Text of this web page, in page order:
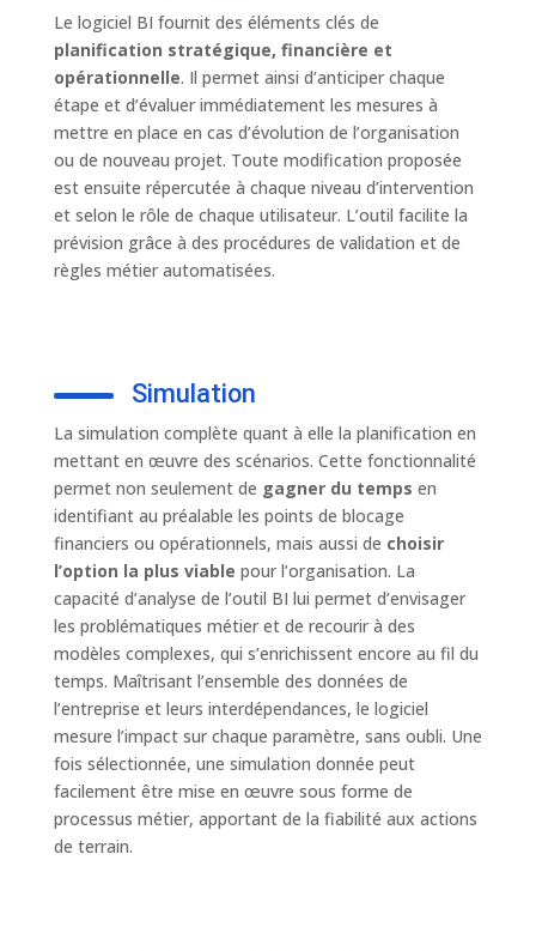
Le logiciel BI fournit des éléments clés de
planification stratégique, financière et
opérationnelle. Il permet ainsi d’anticiper chaque
étape et d’évaluer immédiatement les mesures à
mettre en place en cas d’évolution de l’organisation
ou de nouveau projet. Toute modification proposée
est ensuite répercutée à chaque niveau d’intervention
et selon le rôle de chaque utilisateur. L’outil facilite la
prévision grâce à des procédures de validation et de
règles métier automatisées.
Simulation
La simulation complète quant à elle la planification en
mettant en œuvre des scénarios. Cette fonctionnalité
permet non seulement de gagner du temps en
identifiant au préalable les points de blocage
financiers ou opérationnels, mais aussi de choisir
l’option la plus viable pour l’organisation. La
capacité d’analyse de l’outil BI lui permet d’envisager
les problématiques métier et de recourir à des
modèles complexes, qui s’enrichissent encore au fil du
temps. Maîtrisant l’ensemble des données de
l’entreprise et leurs interdépendances, le logiciel
mesure l’impact sur chaque paramètre, sans oubli. Une
fois sélectionnée, une simulation donnée peut
facilement être mise en œuvre sous forme de
processus métier, apportant de la fiabilité aux actions
de terrain.